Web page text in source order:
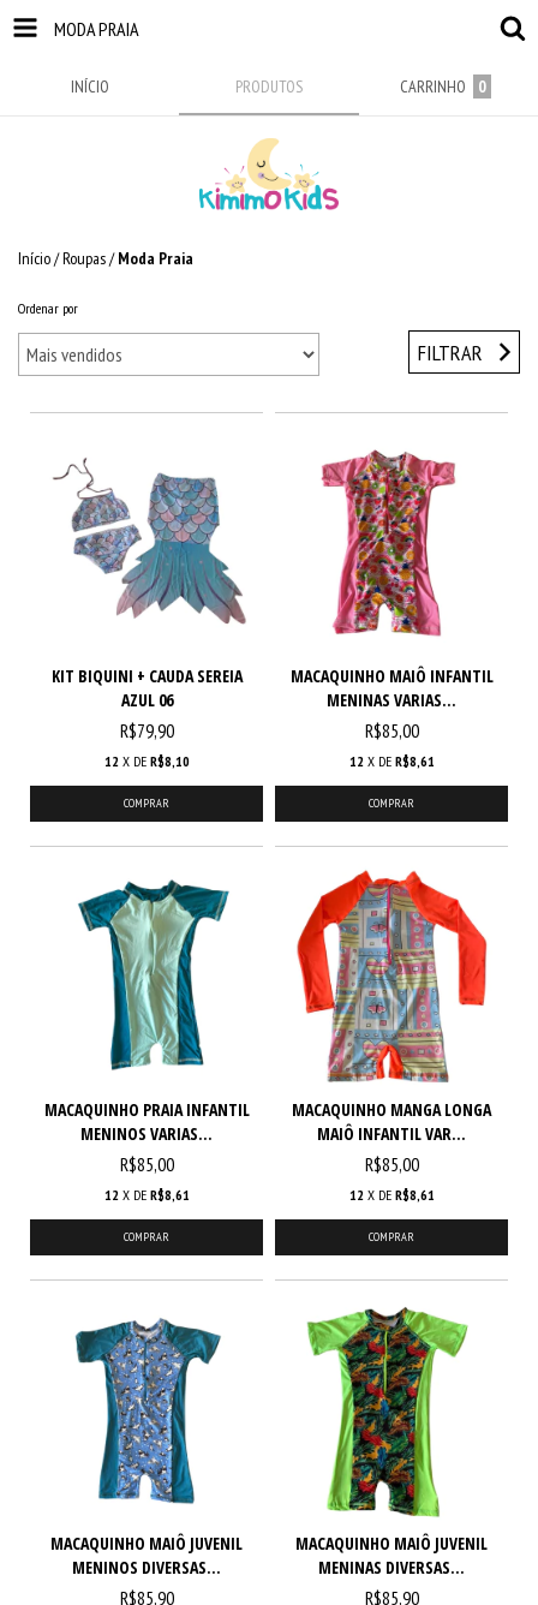
MODA PRAIA
INÍCIO PRODUTOS CARRINHO 0
Início/Roupas/ Moda Praia
Ordenar por
FILTRAR
KIT BIQUINI + CAUDA SEREIA
AZUL 06
R$79,90
12 X DE R$8,10
COMPRAR
MACAQUINHO MAIÔ INFANTIL
MENINAS VARIAS...
R$85,00
12 X DE R$8,61
COMPRAR
MACAQUINHO PRAIA INFANTIL
MENINOS VARIAS...
R$85,00
12 X DE R$8,61
COMPRAR
MACAQUINHO MANGA LONGA
MAIÔ INFANTIL VAR...
R$85,00
12 X DE R$8,61
COMPRAR
MACAQUINHO MAIÔ JUVENIL
MENINOS DIVERSAS...
R$85,90
MACAQUINHO MAIÔ JUVENIL
MENINAS DIVERSAS...
R$85,90